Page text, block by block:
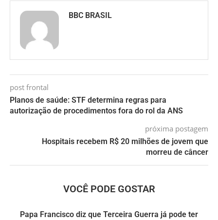
BBC BRASIL
post frontal
Planos de saúde: STF determina regras para
autorização de procedimentos fora do rol da ANS
próxima postagem
Hospitais recebem R$ 20 milhões de jovem que
morreu de câncer
VOCÊ PODE GOSTAR
Papa Francisco diz que Terceira Guerra já pode ter